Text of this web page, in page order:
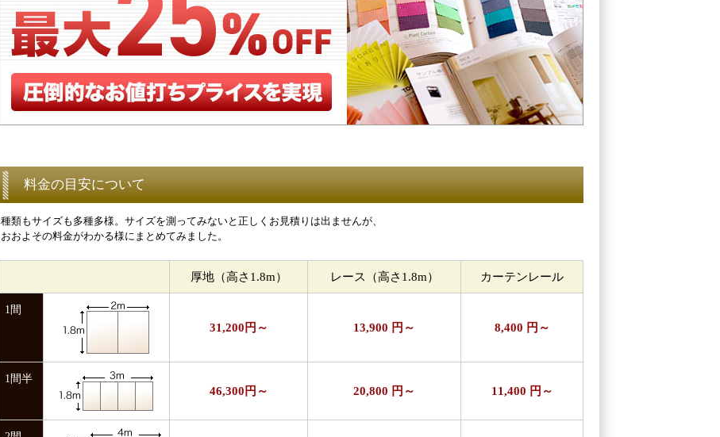
料金の目安について
種類もサイズも多種多様。サイズを測ってみないと正しくお見積りは出ませんが、
おおよその料金がわかる様にまとめてみました。
厚地（高さ1.8m） レース（高さ1.8m） カーテンレール
1間
31,200円～
13,900 円～ 8,400 円～
1間半
46,300円～
20,800 円～ 11,400 円～